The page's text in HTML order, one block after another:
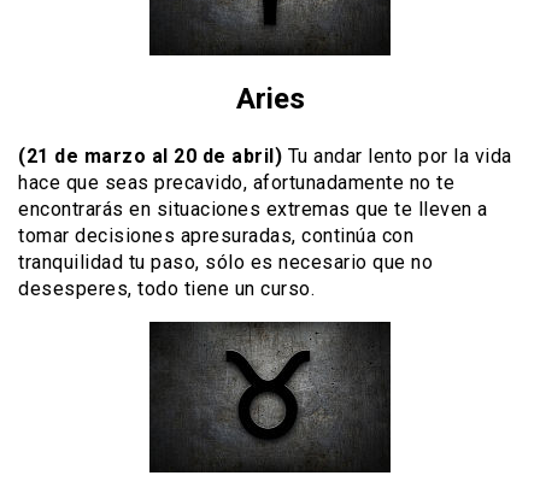
Aries
(21 de marzo al 20 de abril) Tu andar lento por la vida
hace que seas precavido, afortunadamente no te
encontrarás en situaciones extremas que te lleven a
tomar decisiones apresuradas, continúa con
tranquilidad tu paso, sólo es necesario que no
desesperes, todo tiene un curso.